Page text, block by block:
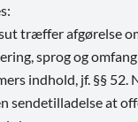
træffer afgørelse
sprog og omfang
indhold, jf. §§
sendetilladelse at